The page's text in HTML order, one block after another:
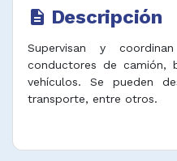
description Descripción
Supervisan y
conductores de camión,
vehículos. Se pueden
transporte, entre otros.